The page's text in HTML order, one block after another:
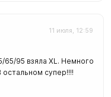
11 июля, 12:59
95 взяла XL. Немного
супер!!!!